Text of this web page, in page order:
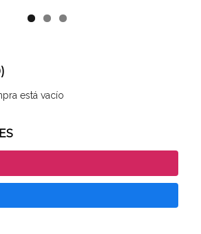
está vacío